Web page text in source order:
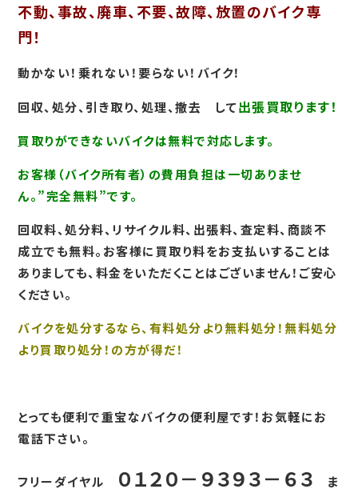
不動、事故、廃車、不要、故障、放置のバイク専
門！
動かない！乗れない！要らない！バイク！
回収、処分、引き取り、処理、撤去 して出張買取ります！
買取りができないバイクは無料で対応します。
お客様（バイク所有者）の費用負担は一切ありませ
ん。”完全無料”です。
回収料、処分料、リサイクル料、出張料、査定料、商談不
成立でも無料。お客様に買取り料をお支払いすることは
ありましても、料金をいただくことはございません！ご安心
ください。
バイクを処分するなら、有料処分より無料処分！無料処分
より買取り処分！の方が得だ！
とっても便利で重宝なバイクの便利屋です！お気軽にお
電話下さい。
フリーダイヤル ０１２０－９３９３－６３
ま